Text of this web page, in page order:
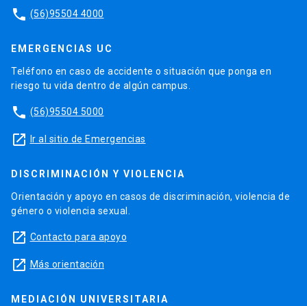
phone (56)95504 4000
EMERGENCIAS UC
Teléfono en caso de accidente o situación que ponga en
riesgo tu vida dentro de algún campus.
phone (56)95504 5000
launch Ir al sitio de Emergencias
DISCRIMINACIÓN Y VIOLENCIA
Orientación y apoyo en casos de discriminación, violencia de
género o violencia sexual.
launch Contacto para apoyo
launch Más orientación
MEDIACIÓN UNIVERSITARIA